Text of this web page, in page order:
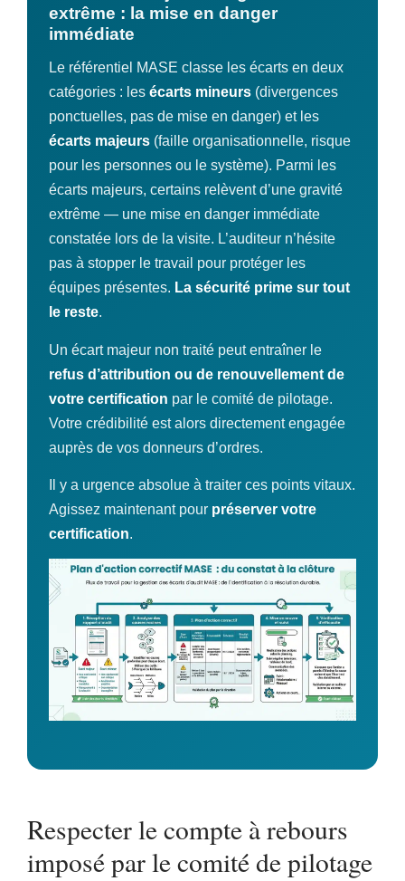
extrême : la mise en danger
immédiate
Le référentiel MASE classe les écarts en deux
catégories : lesécarts mineurs (divergences
ponctuelles, pas de mise en danger) et les
écarts majeurs (faille organisationnelle, risque
pour les personnes ou le système). Parmi les
écarts majeurs, certains relèvent d’une gravité
extrême — une mise en danger immédiate
constatée lors de la visite. L’auditeur n’hésite
pas à stopper le travail pour protéger les
équipes présentes. La sécurité prime sur tout
le reste.
Un écart majeur non traité peut entraîner le
refus d’attribution ou de renouvellement de
votre certification par le comité de pilotage.
Votre crédibilité est alors directement engagée
auprès de vos donneurs d’ordres.
Il y a urgence absolue à traiter ces points vitaux.
Agissez maintenant pour préserver votre
certification.
Respecter le compte à rebours
imposé par le comité de pilotage